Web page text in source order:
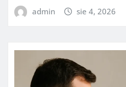
admin sie 4, 2026